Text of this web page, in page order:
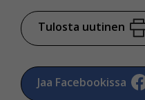
Tulosta uutinen
Jaa Facebookissa